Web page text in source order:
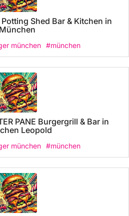
Shed Bar & Kitchen in
München
münchen #münchen
PANE Burgergrill & Bar in
Leopold
münchen #münchen